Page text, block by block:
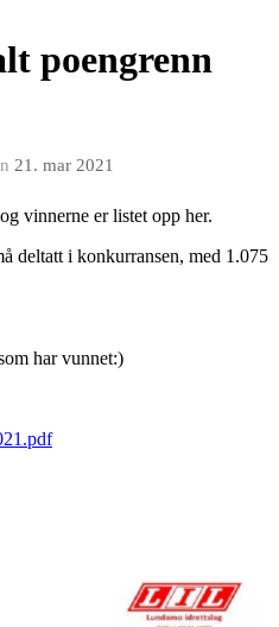
poengrenn
21. mar 2021
vinnerne er listet opp her.
deltatt i konkurransen, med 1.075
har vunnet:)